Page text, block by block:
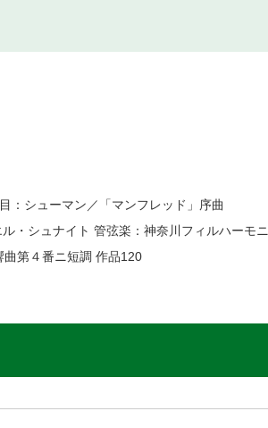
曲目：シューマン／「マンフレッド」序曲
シュナイト 管弦楽：神奈川フィルハーモニ
第４番ニ短調 作品120